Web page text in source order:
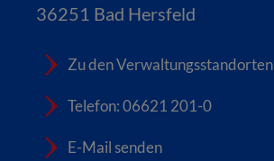
36251 Bad Hersfeld
Zu den Verwaltungsstandorten
Telefon: 06621 201-0
E-Mail senden